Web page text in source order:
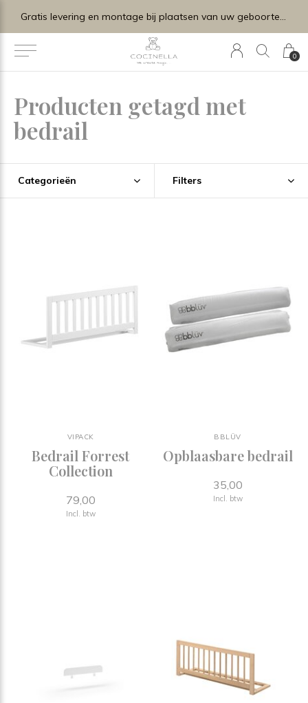
0
Gratis levering en montage bij plaatsen van uw geboortelijstje.
Producten getagd met
bedrail
Categorieën Filters
VIPACK
Bedrail Forrest
Collection
79,00
Incl. btw
BBLÜV
Opblaasbare bedrail
35,00
Incl. btw